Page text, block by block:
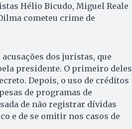
Hélio Bicudo, Miguel Reale
cometeu crime de
dos juristas, que
presidente. O primeiro deles
Depois, o uso de créditos
de programas de
de não registrar dívidas
e de se omitir nos casos de